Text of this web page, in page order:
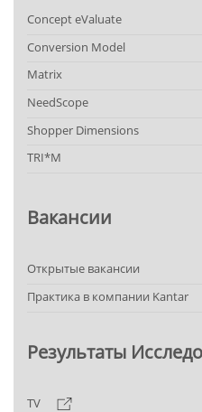
Concept eValuate
Conversion Model
Matrix
NeedScope
Shopper Dimensions
TRI*M
Вакансии
Открытые вакансии
Практика в компании Kantar
Результаты
TV